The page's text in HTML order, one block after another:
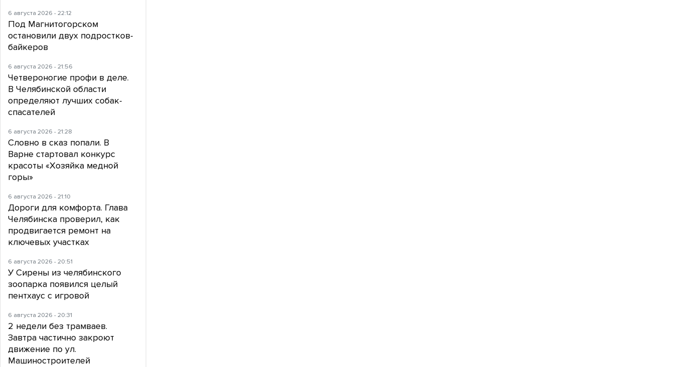
6 августа 2026 - 22:12
Под Магнитогорском
остановили двух подростков-
байкеров
6 августа 2026 - 21:56
Четвероногие профи в деле.
В Челябинской области
определяют лучших собак-
спасателей
6 августа 2026 - 21:28
Словно в сказ попали. В
Варне стартовал конкурс
красоты «Хозяйка медной
горы»
6 августа 2026 - 21:10
Дороги для комфорта. Глава
Челябинска проверил, как
продвигается ремонт на
ключевых участках
6 августа 2026 - 20:51
У Сирены из челябинского
зоопарка появился целый
пентхаус с игровой
6 августа 2026 - 20:31
2 недели без трамваев.
Завтра частично закроют
движение по ул.
Машиностроителей